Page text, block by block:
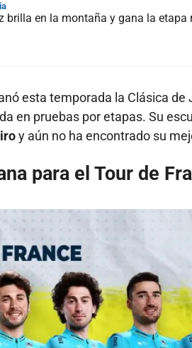
brilla en la montaña y gana la etapa
esta temporada la Clásica
en pruebas por etapas. Su
y aún no ha encontrado su
para el Tour de